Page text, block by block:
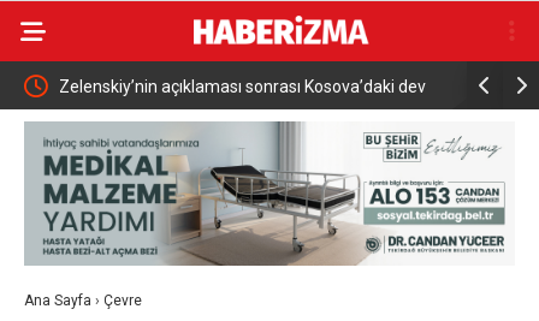
dev Mobilfest’in üçüncü durağı İznik
Ana Sayfa › Çevre